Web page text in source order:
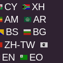
CY
XH
AM
AR
BS
BG
ZH-TW
EN
EO